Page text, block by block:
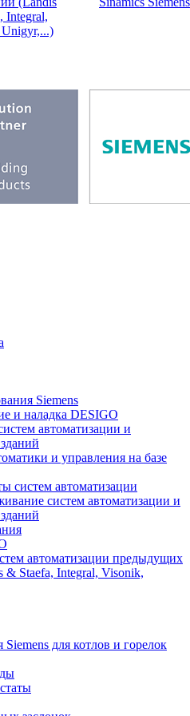
Integral,
Siemens
и наладка DESIGO
автоматизации и
и управления на базе
систем автоматизации
систем автоматизации и
автоматизации предыдущих
& Staefa, Integral, Visonik,
для котлов и горелок